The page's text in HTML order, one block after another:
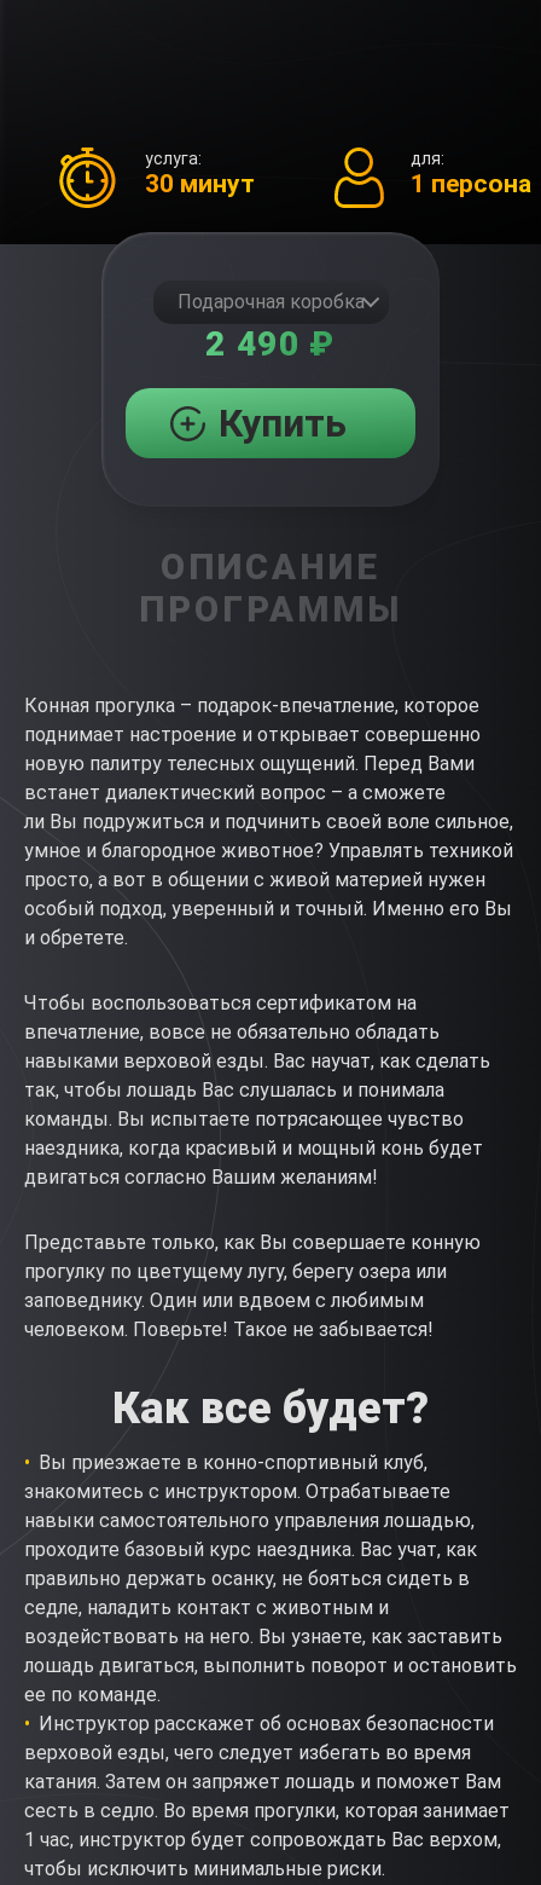
услуга:
30 минут
для:
1 персона
Подарочная коробка
2 490 ₽
Купить
ОПИСАНИЕ
ПРОГРАММЫ
Конная прогулка – подарок-впечатление, которое
поднимает настроение и открывает совершенно
новую палитру телесных ощущений. Перед Вами
встанет диалектический вопрос – а сможете
ли Вы подружиться и подчинить своей воле сильное,
умное и благородное животное? Управлять техникой
просто, а вот в общении с живой материей нужен
особый подход, уверенный и точный. Именно его Вы
и обретете.
Чтобы воспользоваться сертификатом на
впечатление, вовсе не обязательно обладать
навыками верховой езды. Вас научат, как сделать
так, чтобы лошадь Вас слушалась и понимала
команды. Вы испытаете потрясающее чувство
наездника, когда красивый и мощный конь будет
двигаться согласно Вашим желаниям!
Представьте только, как Вы совершаете конную
прогулку по цветущему лугу, берегу озера или
заповеднику. Один или вдвоем с любимым
человеком. Поверьте! Такое не забывается!
Как все будет?
Вы приезжаете в конно-спортивный клуб,
знакомитесь с инструктором. Отрабатываете
навыки самостоятельного управления лошадью,
проходите базовый курс наездника. Вас учат, как
правильно держать осанку, не бояться сидеть в
седле, наладить контакт с животным и
воздействовать на него. Вы узнаете, как заставить
лошадь двигаться, выполнить поворот и остановить
ее по команде.
Инструктор расскажет об основах безопасности
верховой езды, чего следует избегать во время
катания. Затем он запряжет лошадь и поможет Вам
сесть в седло. Во время прогулки, которая занимает
1 час, инструктор будет сопровождать Вас верхом,
чтобы исключить минимальные риски.